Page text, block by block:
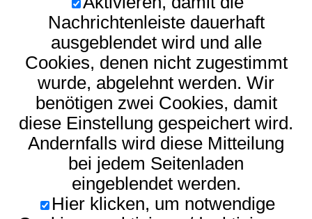
Nachrichtenleiste dauerhaft
ausgeblendet wird und alle
Cookies, denen nicht zugestimmt
wurde, abgelehnt werden. Wir
benötigen zwei Cookies, damit
diese Einstellung gespeichert wird.
Andernfalls wird diese Mitteilung
bei jedem Seitenladen
eingeblendet werden.
Hier klicken, um notwendige